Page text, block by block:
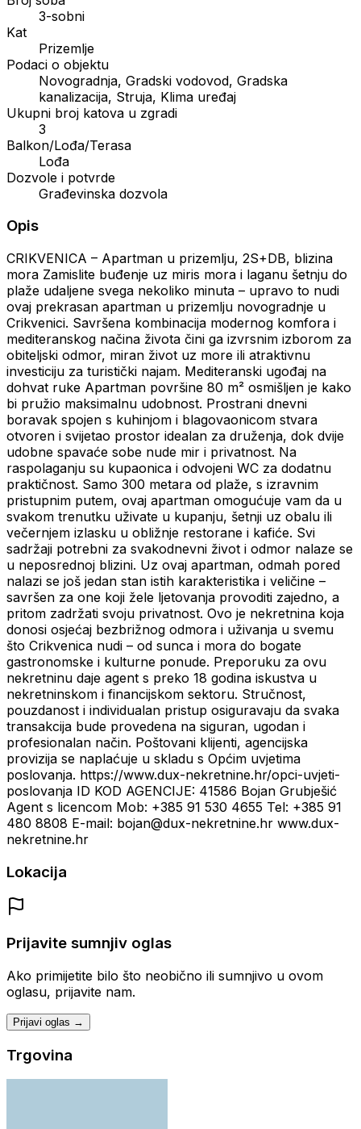
3-sobni
Kat
Prizemlje
Podaci o objektu
Novogradnja, Gradski vodovod, Gradska
kanalizacija, Struja, Klima uređaj
Ukupni broj katova u zgradi
3
Balkon/Lođa/Terasa
Lođa
Dozvole i potvrde
Građevinska dozvola
Opis
CRIKVENICA – Apartman u prizemlju, 2S+DB, blizina
mora Zamislite buđenje uz miris mora i laganu šetnju do
plaže udaljene svega nekoliko minuta – upravo to nudi
ovaj prekrasan apartman u prizemlju novogradnje u
Crikvenici. Savršena kombinacija modernog komfora i
mediteranskog načina života čini ga izvrsnim izborom za
obiteljski odmor, miran život uz more ili atraktivnu
investiciju za turistički najam. Mediteranski ugođaj na
dohvat ruke Apartman površine 80 m² osmišljen je kako
bi pružio maksimalnu udobnost. Prostrani dnevni
boravak spojen s kuhinjom i blagovaonicom stvara
otvoren i svijetao prostor idealan za druženja, dok dvije
udobne spavaće sobe nude mir i privatnost. Na
raspolaganju su kupaonica i odvojeni WC za dodatnu
praktičnost. Samo 300 metara od plaže, s izravnim
pristupnim putem, ovaj apartman omogućuje vam da u
svakom trenutku uživate u kupanju, šetnji uz obalu ili
večernjem izlasku u obližnje restorane i kafiće. Svi
sadržaji potrebni za svakodnevni život i odmor nalaze se
u neposrednoj blizini. Uz ovaj apartman, odmah pored
nalazi se još jedan stan istih karakteristika i veličine –
savršen za one koji žele ljetovanja provoditi zajedno, a
pritom zadržati svoju privatnost. Ovo je nekretnina koja
donosi osjećaj bezbrižnog odmora i uživanja u svemu
što Crikvenica nudi – od sunca i mora do bogate
gastronomske i kulturne ponude. Preporuku za ovu
nekretninu daje agent s preko 18 godina iskustva u
nekretninskom i financijskom sektoru. Stručnost,
pouzdanost i individualan pristup osiguravaju da svaka
transakcija bude provedena na siguran, ugodan i
profesionalan način. Poštovani klijenti, agencijska
provizija se naplaćuje u skladu s Općim uvjetima
poslovanja. https://www.dux-nekretnine.hr/opci-uvjeti-
poslovanja ID KOD AGENCIJE: 41586 Bojan Grubješić
Agent s licencom Mob: +385 91 530 4655 Tel: +385 91
480 8808 E-mail: bojan@dux-nekretnine.hr www.dux-
nekretnine.hr
Lokacija
Prijavite sumnjiv oglas
Ako primijetite bilo što neobično ili sumnjivo u ovom
oglasu, prijavite nam.
Prijavi oglas →
Trgovina